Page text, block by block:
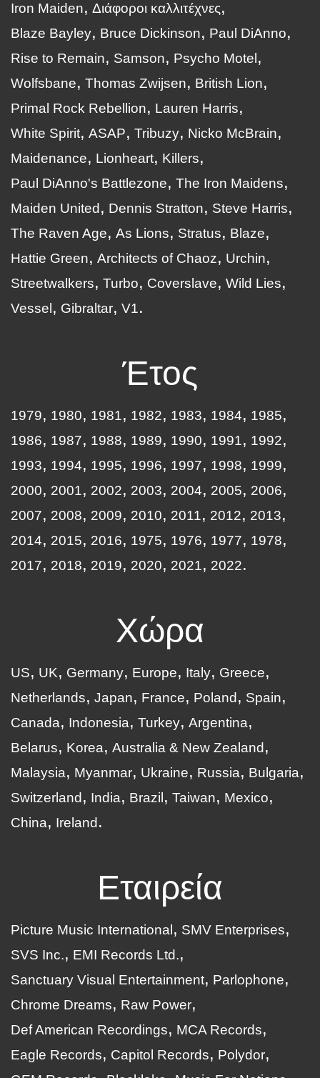
Iron Maiden
Διάφοροι καλλιτέχνες
Blaze Bayley
Bruce Dickinson
Paul DiAnno
Rise to Remain
Samson
Psycho Motel
Wolfsbane
Thomas Zwijsen
British Lion
Primal Rock Rebellion
Lauren Harris
White Spirit ASAP Tribuzy
Nicko McBrain
Maidenance
Lionheart
Killers
Paul DiAnno's Battlezone
The Iron Maidens
Maiden United
Dennis Stratton
Steve Harris
The Raven Age
As Lions Stratus
Blaze
Hattie Green
Architects of Chaoz
Urchin
Streetwalkers
Turbo Coverslave
Wild Lies
Vessel
Gibraltar V1
Έτος
1979 1980 1981 1982 1983 1984
1985
1986
1987 1988 1989 1990 1991
1992
1993
1994 1995 1996 1997 1998
1999
2000
2001 2002 2003 2004 2005
2006
2007
2008 2009 2010 2011 2012
2013
2014
2015 2016 1975 1976 1977
1978
2017
2018 2019 2020 2021 2022
Χώρα
US UK Germany Europe Italy
Greece
Netherlands
Japan France Poland
Spain
Canada
Indonesia Turkey Argentina
Belarus
Korea
Australia & New Zealand
Malaysia
Myanmar Ukraine Russia
Bulgaria
Switzerland
India Brazil Taiwan
Mexico
China
Ireland
Εταιρεία
Picture Music International
SMV Enterprises
SVS Inc.
EMI Records Ltd.
Sanctuary Visual Entertainment
Parlophone
Chrome Dreams
Raw Power
Def American Recordings
MCA Records
Eagle Records
Capitol Records
Polydor